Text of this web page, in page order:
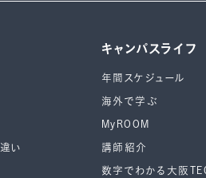
い
キャンパスライフ
年間スケジュール
海外で学ぶ
MyROOM
講師紹介
数字でわかる大阪